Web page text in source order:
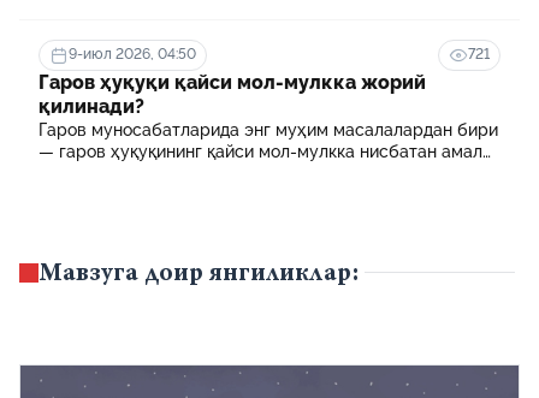
муассасасида ўқиш учун тўланадиган контракт
маблағининг бир қисмини қоплаб бериш тартибидир
9-июл 2026, 04:50 721
Гаров ҳуқуқи қайси мол-мулкка жорий
қилинади?
Гаров муносабатларида энг муҳим масалалардан бири
— гаров ҳуқуқининг қайси мол-мулкка нисбатан амал
Мавзуга доир янгиликлар: